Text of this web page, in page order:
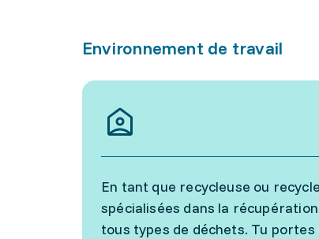
Environnement de travail
En tant que recycleuse ou
spécialisées dans la
tous types de déchets. Tu